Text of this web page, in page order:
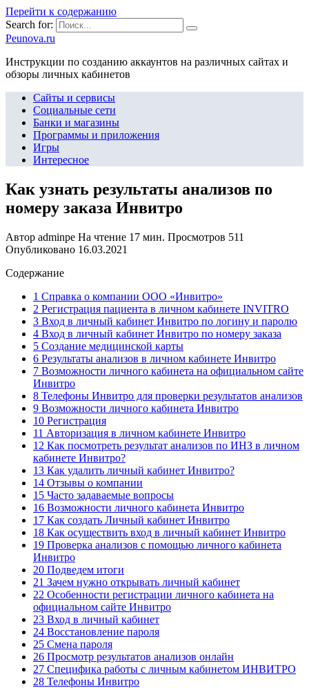
Перейти к содержанию
Search for:
Peunova.ru
Инструкции по созданию аккаунтов на различных сайтах и
обзоры личных кабинетов
Сайты и сервисы
Социальные сети
Банки и магазины
Программы и приложения
Игры
Интересное
Как узнать результаты анализов по
номеру заказа Инвитро
Автор adminpe На чтение 17 мин. Просмотров 511
Опубликовано 16.03.2021
Содержание
1 Справка о компании ООО «Инвитро»
2 Регистрация пациента в личном кабинете INVITRO
3 Вход в личный кабинет Инвитро по логину и паролю
4 Вход в личный кабинет Инвитро по номеру заказа
5 Создание медицинской карты
6 Результаты анализов в личном кабинете Инвитро
7 Возможности личного кабинета на официальном сайте
Инвитро
8 Телефоны Инвитро для проверки результатов анализов
9 Возможности личного кабинета Инвитро
10 Регистрация
11 Авторизация в личном кабинете Инвитро
12 Как посмотреть результат анализов по ИНЗ в личном
кабинете Инвитро?
13 Как удалить личный кабинет Инвитро?
14 Отзывы о компании
15 Часто задаваемые вопросы
16 Возможности личного кабинета Инвитро
17 Как создать Личный кабинет Инвитро
18 Как осуществить вход в личный кабинет Инвитро
19 Проверка анализов с помощью личного кабинета
Инвитро
20 Подведем итоги
21 Зачем нужно открывать личный кабинет
22 Особенности регистрации личного кабинета на
официальном сайте Инвитро
23 Вход в личный кабинет
24 Восстановление пароля
25 Смена пароля
26 Просмотр результатов анализов онлайн
27 Специфика работы с личным кабинетом ИНВИТРО
28 Телефоны Инвитро